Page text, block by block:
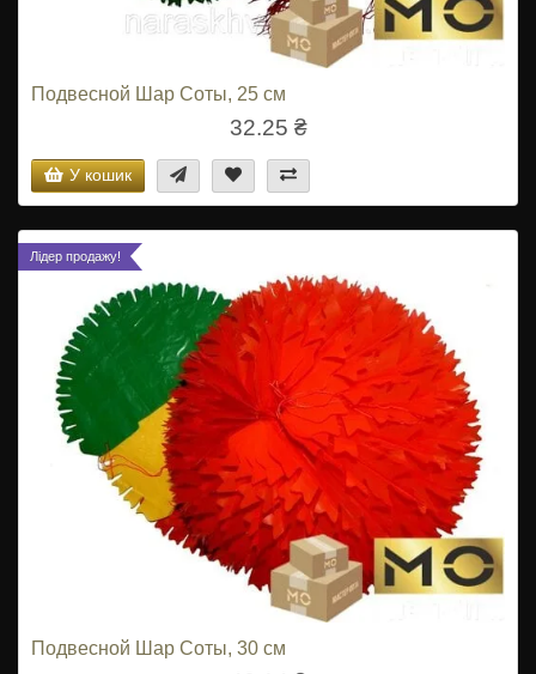
Подвесной Шар Соты, 25 см
32.25 ₴
У кошик
Лідер продажу!
Подвесной Шар Соты, 30 см